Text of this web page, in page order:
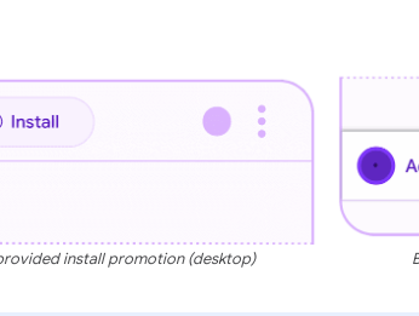
install promotion (desktop)